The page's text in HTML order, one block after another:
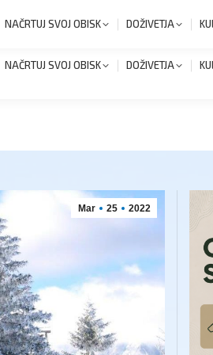
NAČRTUJ SVOJ OBISK DOŽIVETJA
Mar 25 2022
NAČRTUJ SVOJ OBISK DOŽIVETJA